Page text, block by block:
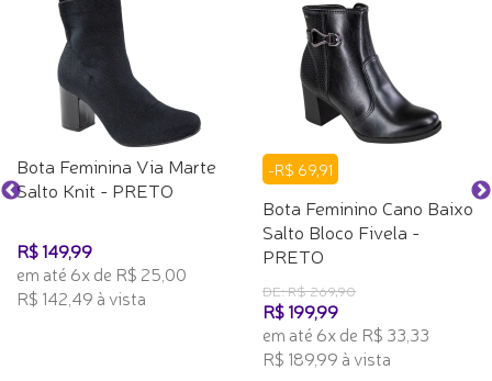
Bota Feminina Via Marte
Salto Knit - PRETO
R$ 149,99
em até 6x de R$ 25,00
R$ 142,49 à vista
-R$ 69,91
Bota Feminino Cano Baixo
Salto Bloco Fivela -
PRETO
DE: R$ 269,90
R$ 199,99
em até 6x de R$ 33,33
R$ 189,99 à vista